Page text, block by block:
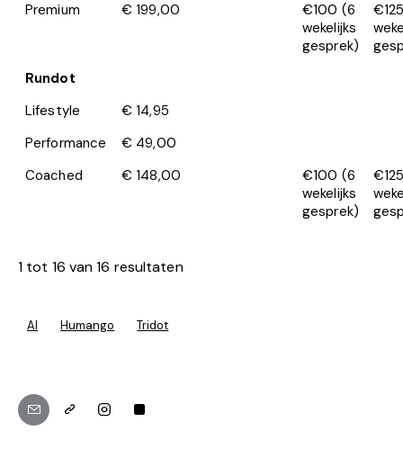
Premium
€ 199,00
€100 (6
wekelijks
gesprek)
Rundot
Lifestyle
€ 14,95
Performance
€ 49,00
Coached
€ 148,00
€100 (6
wekelijks
gesprek)
1 tot 16 van 16 resultaten
AI Humango Tridot